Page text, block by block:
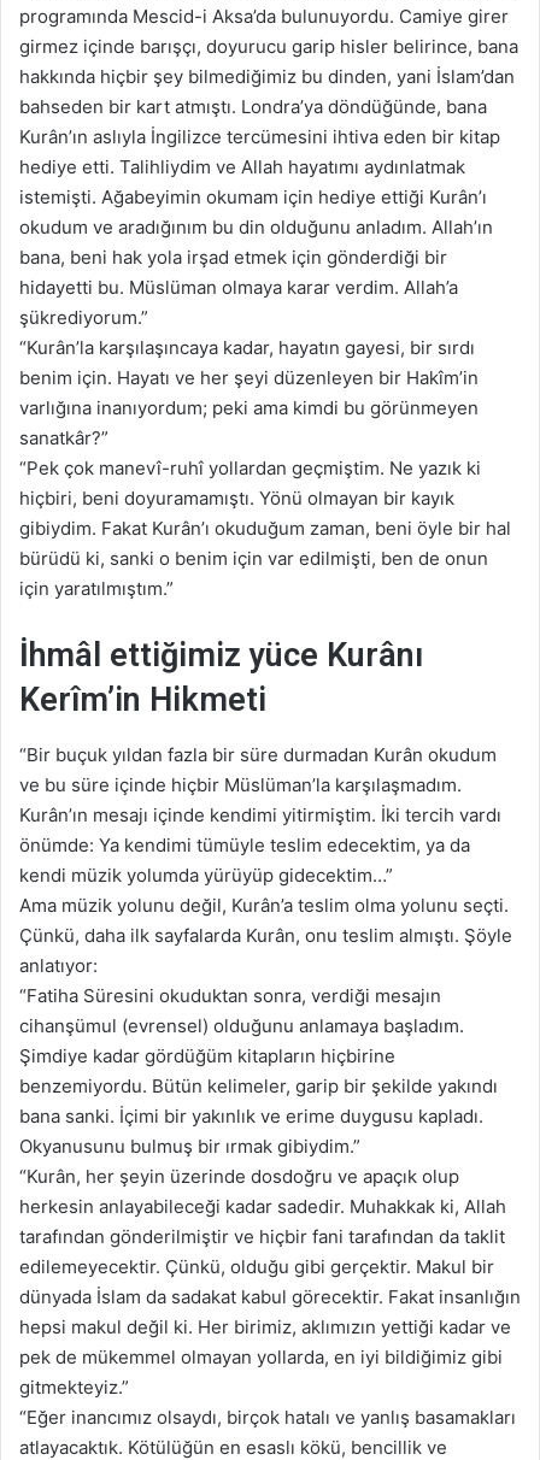
programında Mescid-i Aksa’da bulunuyordu. Camiye girer
girmez içinde barışçı, doyurucu garip hisler belirince, bana
hakkında hiçbir şey bilmediğimiz bu dinden, yani İslam’dan
bahseden bir kart atmıştı. Londra’ya döndüğünde, bana
Kurân’ın aslıyla İngilizce tercümesini ihtiva eden bir kitap
hediye etti. Talihliydim ve Allah hayatımı aydınlatmak
istemişti. Ağabeyimin okumam için hediye ettiği Kurân’ı
okudum ve aradığınım bu din olduğunu anladım. Allah’ın
bana, beni hak yola irşad etmek için gönderdiği bir
hidayetti bu. Müslüman olmaya karar verdim. Allah’a
şükrediyorum.”
“Kurân’la karşılaşıncaya kadar, hayatın gayesi, bir sırdı
benim için. Hayatı ve her şeyi düzenleyen bir Hakîm’in
varlığına inanıyordum; peki ama kimdi bu görünmeyen
sanatkâr?”
“Pek çok manevî-ruhî yollardan geçmiştim. Ne yazık ki
hiçbiri, beni doyuramamıştı. Yönü olmayan bir kayık
gibiydim. Fakat Kurân’ı okuduğum zaman, beni öyle bir hal
bürüdü ki, sanki o benim için var edilmişti, ben de onun
için yaratılmıştım.”
İhmâl ettiğimiz yüce Kurânı
Kerîm’in Hikmeti
“Bir buçuk yıldan fazla bir süre durmadan Kurân okudum
ve bu süre içinde hiçbir Müslüman’la karşılaşmadım.
Kurân’ın mesajı içinde kendimi yitirmiştim. İki tercih vardı
önümde: Ya kendimi tümüyle teslim edecektim, ya da
kendi müzik yolumda yürüyüp gidecektim…”
Ama müzik yolunu değil, Kurân’a teslim olma yolunu seçti.
Çünkü, daha ilk sayfalarda Kurân, onu teslim almıştı. Şöyle
anlatıyor:
“Fatiha Süresini okuduktan sonra, verdiği mesajın
cihanşümul (evrensel) olduğunu anlamaya başladım.
Şimdiye kadar gördüğüm kitapların hiçbirine
benzemiyordu. Bütün kelimeler, garip bir şekilde yakındı
bana sanki. İçimi bir yakınlık ve erime duygusu kapladı.
Okyanusunu bulmuş bir ırmak gibiydim.”
“Kurân, her şeyin üzerinde dosdoğru ve apaçık olup
herkesin anlayabileceği kadar sadedir. Muhakkak ki, Allah
tarafından gönderilmiştir ve hiçbir fani tarafından da taklit
edilemeyecektir. Çünkü, olduğu gibi gerçektir. Makul bir
dünyada İslam da sadakat kabul görecektir. Fakat insanlığın
hepsi makul değil ki. Her birimiz, aklımızın yettiği kadar ve
pek de mükemmel olmayan yollarda, en iyi bildiğimiz gibi
gitmekteyiz.”
“Eğer inancımız olsaydı, birçok hatalı ve yanlış basamakları
atlayacaktık. Kötülüğün en esaslı kökü, bencillik ve